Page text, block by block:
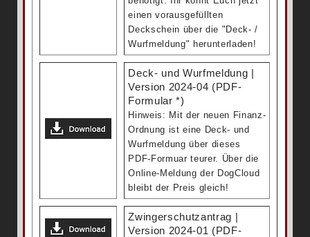
einen vorausgefüllten
Deckschein über die "Deck- /
Wurfmeldung" herunterladen!
Deck- und Wurfmeldung |
Version 2024-04 (PDF-
Formular *)
Hinweis: Mit der neuen Finanz-
Ordnung ist eine Deck- und
Wurfmeldung über dieses
PDF-Formuar teurer. Über die
Online-Meldung der DogCloud
bleibt der Preis gleich!
Zwingerschutzantrag |
Version 2024-01 (PDF-